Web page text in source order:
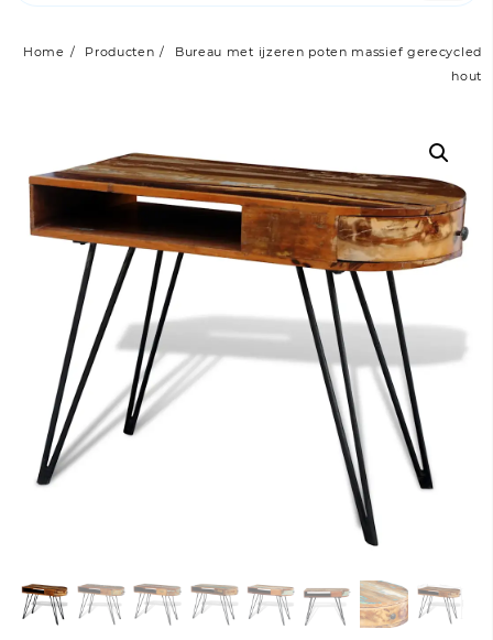
Home Producten
Bureau met ijzeren poten massief gerecycled
hout